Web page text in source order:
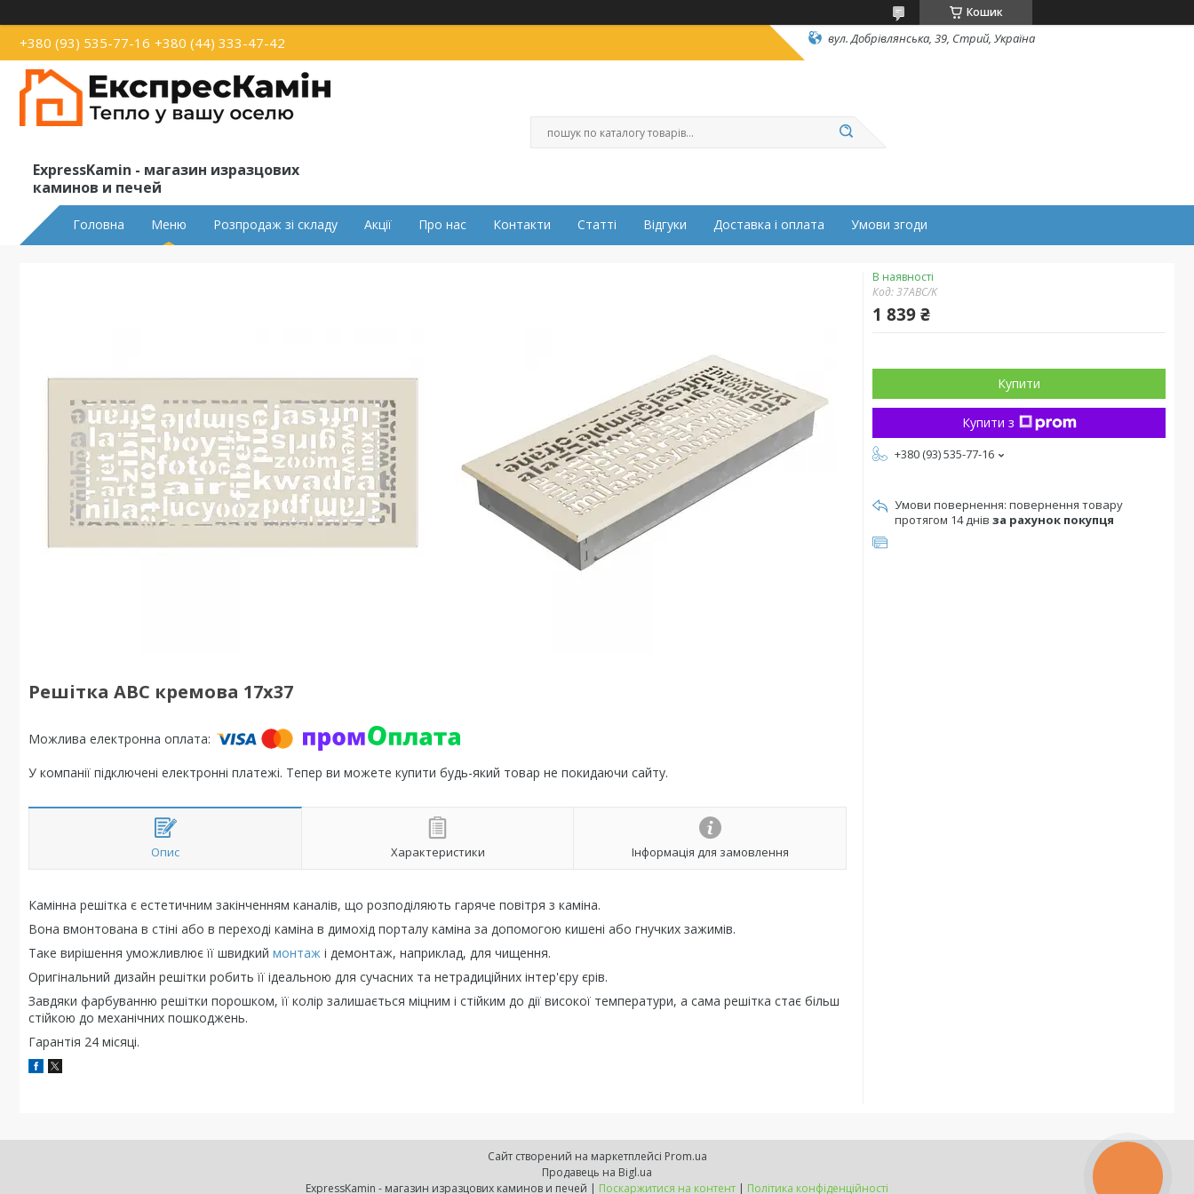
Кошик
+380 (93) 535-77-16 +380 (44) 333-47-42 вул. Добрівлянська, 39, Стрий, Україна
ExpressKamin - магазин изразцових
каминов и печей
Головна Меню Розпродаж зі складу Акції Про нас Контакти Статті Відгуки Доставка і оплата Умови згоди
Решітка ABC кремова 17x37
У компанії підключені електронні платежі. Тепер ви можете купити будь-який товар не покидаючи сайту.
Опис Характеристики Інформація для замовлення
Камінна решітка є естетичним закінченням каналів, що розподіляють гаряче повітря з каміна.
Вона вмонтована в стіні або в переході каміна в димохід порталу каміна за допомогою кишені або гнучких зажимів.
Таке вирішення уможливлює її швидкий монтаж і демонтаж, наприклад, для чищення.
Оригінальний дизайн решітки робить її ідеальною для сучасних та нетрадиційних інтер'єру єрів.
Завдяки фарбуванню решітки порошком, її колір залишається міцним і стійким до дії високої температури, а сама решітка стає більш
стійкою до механічних пошкоджень.
Гарантія 24 місяці.
В наявності
Код:37ABC/K
1 839 ₴
Купити
Купити з
+380 (93) 535-77-16
повернення товару
протягом 14 днів за рахунок покупця
Сайт створений на маркетплейсі Prom.ua
Продавець на Bigl.ua
ExpressKamin - магазин изразцових каминов и печей | Поскаржитися на контент | Політика конфіденційності